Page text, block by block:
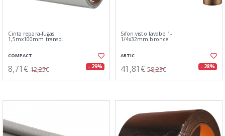
Cinta repara-fugas
1,5mx100mm.transp.
COMPACT
8,71€ 12,25€ - 29%
Sifon visto lavabo 1-
1/4x32mm.bronce
ARTIC
41,81€ 58,23€ - 28%